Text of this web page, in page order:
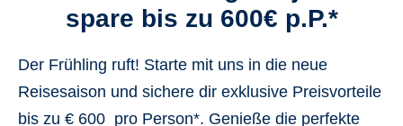
spare bis zu 600€ p.P.*
Der Frühling ruft! Starte mit uns in die neue
Reisesaison und sichere dir exklusive Preisvorteile
bis zu € 600 pro Person*. Genieße die perfekte